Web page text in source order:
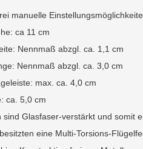
manuelle
ca 11 cm
Nennmaß abzgl. ca. 1,1 cm
Nennmaß abzgl. ca. 3,0 cm
max. ca. 4,0 cm
ca. 5,0 cm
sind Glasfaser-verstärkt und somit
eine Multi-Torsions-